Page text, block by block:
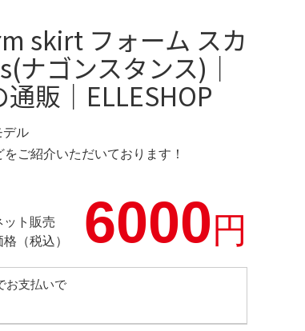
skirt フォーム スカ
ナゴンスタンス)｜
販｜ELLESHOP
デル
ご紹介いただいております！
ット販売
格（税込）
6000円
お支払いで